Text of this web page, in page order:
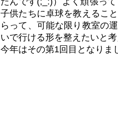
子供たちに卓球を教えるこ
らって、可能な限り教室の
いで行ける形を整えたいと考
今年はその第1回目となりま